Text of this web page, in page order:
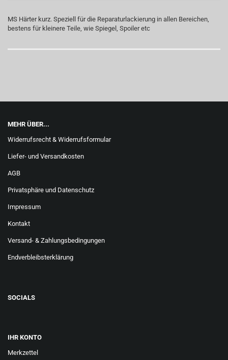
MS Härter kurz. Speziell für die Reparaturlackierung in allen Bereichen,
bestens für kleinere Teile, wie Spiegel, Spoiler etc
MEHR ÜBER...
Widerrufsrecht & Widerrufsformular
Liefer- und Versandkosten
AGB
Privatsphäre und Datenschutz
Impressum
Kontakt
Versand- & Zahlungsbedingungen
Endverbleibsterklärung
SOCIALS
IHR KONTO
Merkzettel